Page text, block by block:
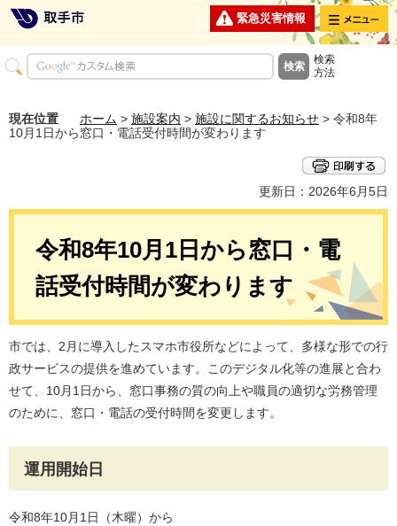
緊急災害情報 メニュー
検索
方法
現在位置 ホーム > 施設案内 > 施設に関するお知らせ > 令和8年
10月1日から窓口・電話受付時間が変わります
更新日：2026年6月5日
令和8年10月1日から窓口・電
話受付時間が変わります
市では、2月に導入したスマホ市役所などによって、多様な形での行
政サービスの提供を進めています。このデジタル化等の進展と合わ
せて、10月1日から、窓口事務の質の向上や職員の適切な労務管理
のために、窓口・電話の受付時間を変更します。
運用開始日
令和8年10月1日（木曜）から